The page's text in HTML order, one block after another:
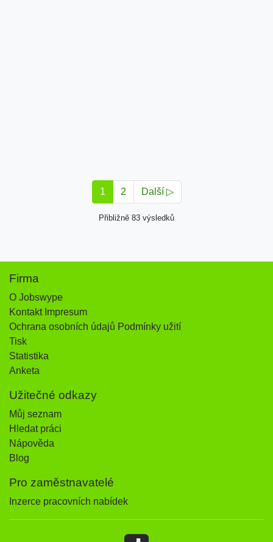
1 2 Další ▷
Přibližně 83 výsledků
Firma
O Jobswype
Kontakt Impresum
Ochrana osobních údajů Podmínky užití
Tisk
Statistika
Anketa
Užitečné odkazy
Můj seznam
Hledat práci
Nápověda
Blog
Pro zaměstnavatelé
Inzerce pracovních nabídek